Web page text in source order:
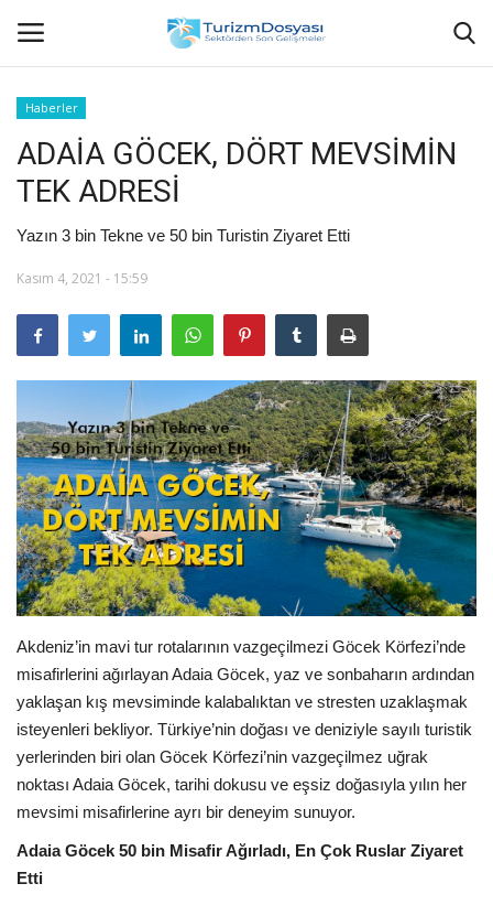
Anasayfa
Bize Ulaşın
Halil ÖNCÜ kimdir?
KVKK Aydınlatma Metni
Haberler
Görüntülü
Araştırma - İnceleme
Lezzet Durakları
Röportajlar
Gezi - Yorum
Sizlerden Gelenler
Yorumlar
Video Tanıtım
Haberler
ADAİA GÖCEK, DÖRT MEVSİMİN
TEK ADRESİ
Yazın 3 bin Tekne ve 50 bin Turistin Ziyaret Etti
Kasım 4, 2021 - 15:59
Akdeniz’in mavi tur rotalarının vazgeçilmezi Göcek Körfezi’nde
misafirlerini ağırlayan Adaia Göcek, yaz ve sonbaharın ardından
yaklaşan kış mevsiminde kalabalıktan ve stresten uzaklaşmak
isteyenleri bekliyor. Türkiye’nin doğası ve deniziyle sayılı turistik
yerlerinden biri olan Göcek Körfezi’nin vazgeçilmez uğrak
noktası Adaia Göcek, tarihi dokusu ve eşsiz doğasıyla yılın her
mevsimi misafirlerine ayrı bir deneyim sunuyor.
Adaia Göcek 50 bin Misafir Ağırladı, En Çok Ruslar Ziyaret
Etti